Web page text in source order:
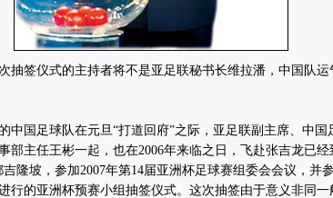
签仪式的主持者将不是亚足联秘书长维拉潘，中国队运
国足球队在元旦“打道回府”之际，亚足联副主席、中国
部主任王彬一起，也在2006年来临之日，飞赴张吉龙已经
隆坡，参加2007年第14届亚洲杯足球赛组委会会议，并
行的亚洲杯预赛小组抽签仪式。 这次抽签由于意义非同